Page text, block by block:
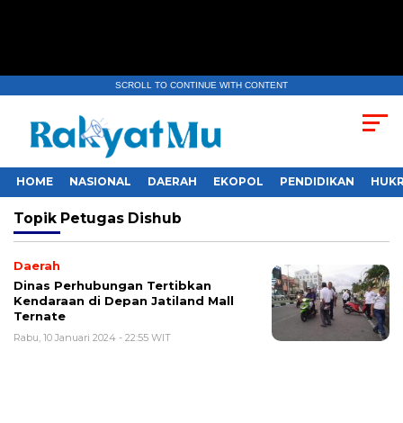
SCROLL TO CONTINUE WITH CONTENT
HOME NASIONAL DAERAH EKOPOL PENDIDIKAN
Topik Petugas Dishub
Daerah
Dinas Perhubungan Tertibkan
Kendaraan di Depan Jatiland Mall
Ternate
Rabu, 10 Januari 2024 - 22:55 WIT